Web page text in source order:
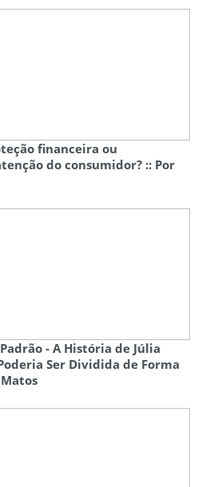
financeira ou
do consumidor? :: Por
- A História de Júlia
Ser Dividida de Forma